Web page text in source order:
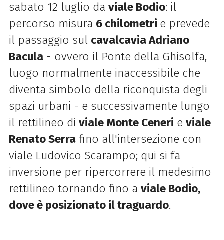
sabato 12 luglio da viale Bodio: il
percorso misura 6 chilometri e prevede
il passaggio sul cavalcavia Adriano
Bacula- ovvero il Ponte della Ghisolfa,
luogo normalmente inaccessibile che
diventa simbolo della riconquista degli
spazi urbani - e successivamente lungo
il rettilineo di viale Monte Ceneri e viale
Renato Serrafino all'intersezione con
viale Ludovico Scarampo; qui si fa
inversione per ripercorrere il medesimo
rettilineo tornando fino a viale Bodio,
dove è posizionato il traguardo.